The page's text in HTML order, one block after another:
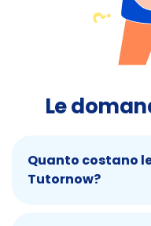
Le
Quanto costano
Tutornow?